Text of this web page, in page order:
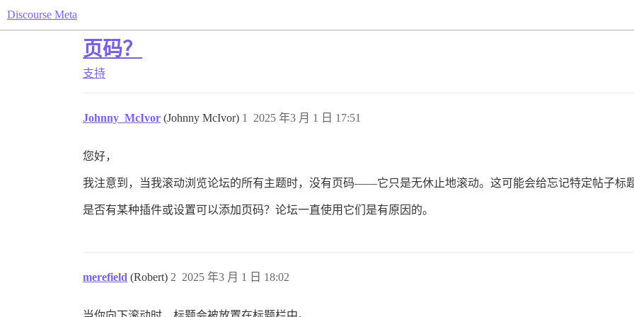
Discourse Meta
页码？
支持
Johnny_McIvor (Johnny McIvor) 2025 年3 月 1 日 17:51
1
您好，
我注意到，当我滚动浏览论坛的所有主题时，没有页码——它只是无休止地滚动。这可能会给忘记特定帖子标
是否有某种插件或设置可以添加页码？论坛一直使用它们是有原因的。
merefield (Robert) 2025 年3 月 1 日 18:02
2